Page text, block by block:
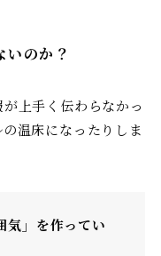
のか？
上手く伝わらなかっ
温床になったりしま
気」を作ってい